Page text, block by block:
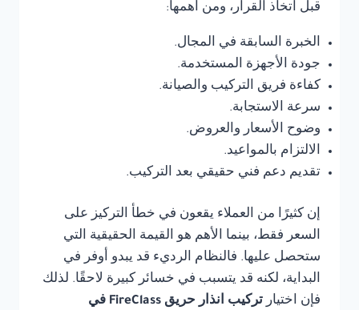
قبل اتخاذ القرار، ومن أهمها:
الخبرة السابقة في المجال.
جودة الأجهزة المستخدمة.
كفاءة فريق التركيب والصيانة.
سرعة الاستجابة.
وضوح الأسعار والعروض.
الالتزام بالمواعيد.
تقديم دعم فني حقيقي بعد التركيب.
إن كثيرًا من العملاء يقعون في خطأ التركيز على
السعر فقط، بينما الأهم هو القيمة الحقيقية التي
ستحصل عليها. فالنظام الرديء قد يبدو أوفر في
البداية، لكنه قد يتسبب في خسائر كبيرة لاحقًا. لذلك
فإن اختيار
تركيب انذار حريق FireClass في